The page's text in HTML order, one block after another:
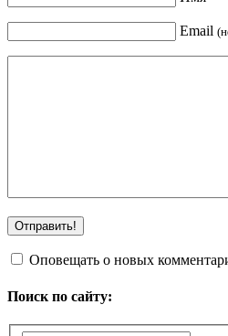
Email
Оповещать о новых
Поиск по сайту: